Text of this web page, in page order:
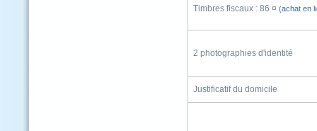
Timbres fiscaux :86 ¤(achat en
2photographies d'identité
Justificatif du domicile